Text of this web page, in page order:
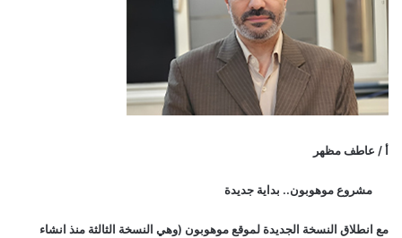
أ / عاطف مظهر
مشروع موهوبون.. بداية جديدة
مع انطلاق النسخة الجديدة لموقع موهوبون (وهي النسخة الثالثة منذ انشاء